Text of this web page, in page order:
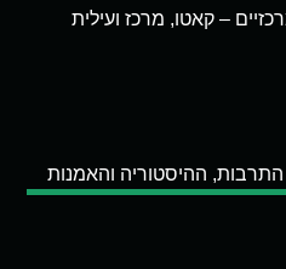
התרבות, ההיסטוריה והאמנות